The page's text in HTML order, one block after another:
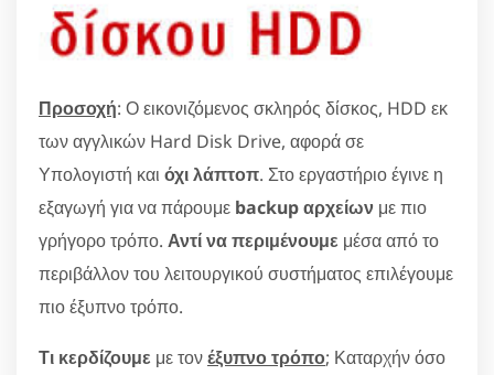
Προσοχή: Ο εικονιζόμενος σκληρός δίσκος, HDD εκ
των αγγλικών Hard Disk Drive, αφορά σε
Υπολογιστή και όχι λάπτοπ. Στο εργαστήριο έγινε η
εξαγωγή για να πάρουμε backup αρχείων με πιο
γρήγορο τρόπο. Αντί να περιμένουμε μέσα από το
περιβάλλον του λειτουργικού συστήματος επιλέγουμε
πιο έξυπνο τρόπο.
Τι κερδίζουμε με τονέξυπνο τρόπο; Καταρχήν όσο